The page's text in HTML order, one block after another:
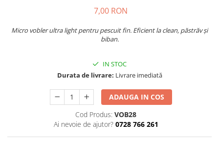
7,00 RON
Micro vobler ultra light pentru pescuit fin. Eficient la clean, păstrăv și
biban.
IN STOC
Durata de livrare: Livrare imediată
ADAUGA IN COS
Cod Produs: VOB28
Ai nevoie de ajutor? 0728 766 261